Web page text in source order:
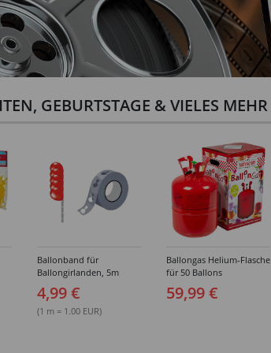
GEBURTSTAGE & VIELES MEHR
Ballonband für
Ballongirlanden, 5m
Deko-Band aus PVC
4,99 €
(1 m = 1.00 EUR)
Ballongas Helium-Flasche
für 50 Ballons
59,99 €